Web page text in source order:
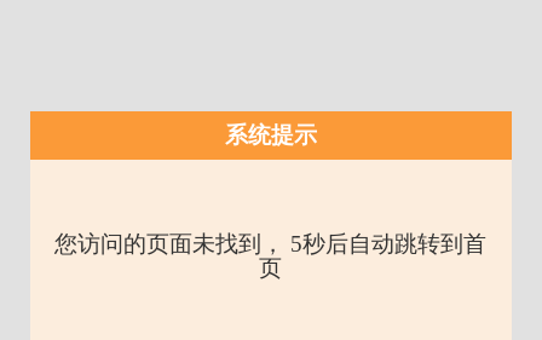
系统提示
您访问的页面未找到， 5秒后自动跳转到首
页